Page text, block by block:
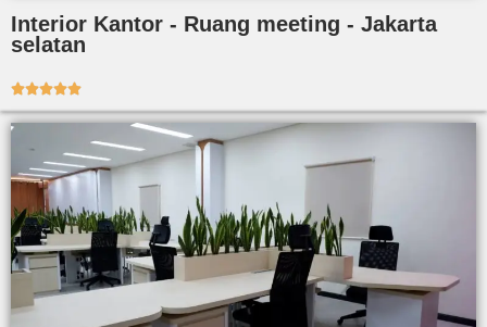
Interior Kantor - Ruang meeting - Jakarta
selatan
